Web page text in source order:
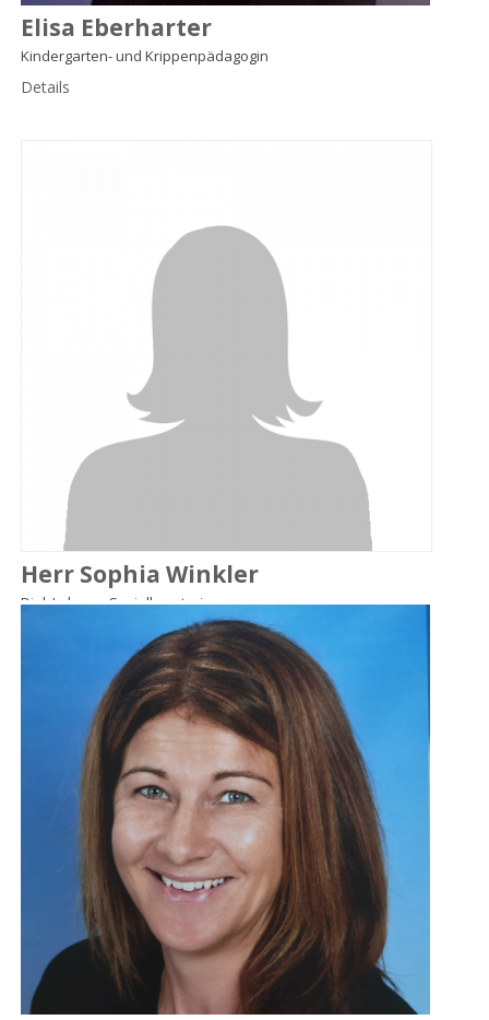
Elisa Eberharter
Kindergarten- und Krippenpädagogin
Details
Herr Sophia Winkler
Dipl. Lebens- Sozialberaterin